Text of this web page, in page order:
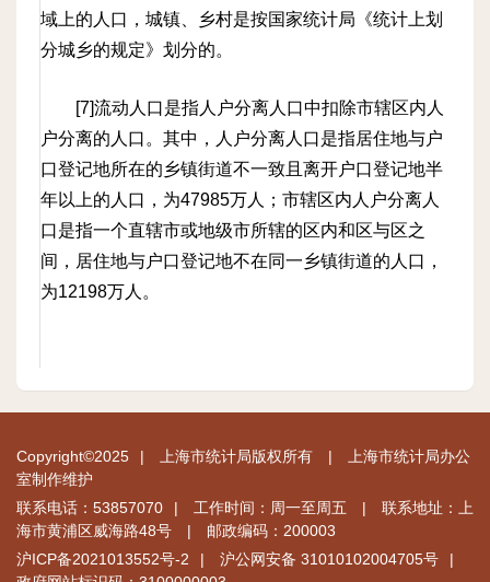
域上的人口，城镇、乡村是按国家统计局《统计上划
分城乡的规定》划分的。
[7]流动人口是指人户分离人口中扣除市辖区内人
户分离的人口。其中，人户分离人口是指居住地与户
口登记地所在的乡镇街道不一致且离开户口登记地半
年以上的人口，为47985万人；市辖区内人户分离人
口是指一个直辖市或地级市所辖的区内和区与区之
间，居住地与户口登记地不在同一乡镇街道的人口，
为12198万人。
Copyright©2025 | 上海市统计局版权所有 |
上海市统计局办公
室制作维护
联系电话：53857070
| 工作时间：周一至周五 |
联系地址：上
海市黄浦区威海路48号
|
邮政编码：200003
沪ICP备2021013552号-2
| 沪公网安备 31010102004705号
|